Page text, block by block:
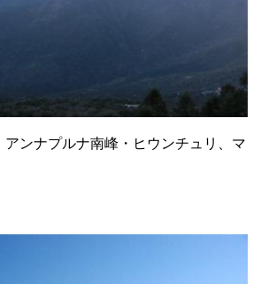
ンナプルナ南峰・ヒウンチュリ、マ